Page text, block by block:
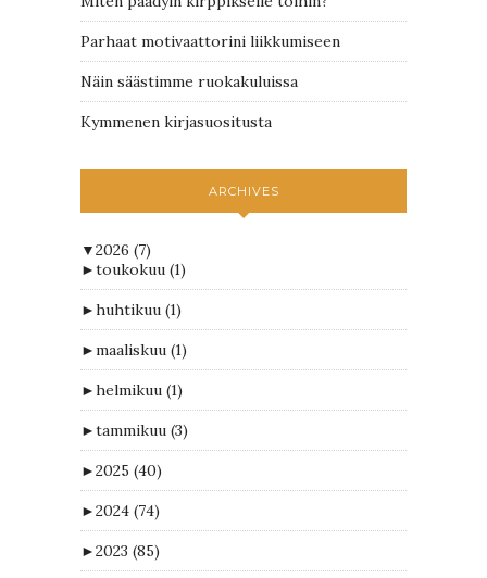
Parhaat motivaattorini liikkumiseen
Näin säästimme ruokakuluissa
Kymmenen kirjasuositusta
ARCHIVES
▼2026 (7)
►toukokuu (1)
►huhtikuu (1)
►maaliskuu (1)
►helmikuu (1)
►tammikuu (3)
►2025 (40)
►2024 (74)
►2023 (85)